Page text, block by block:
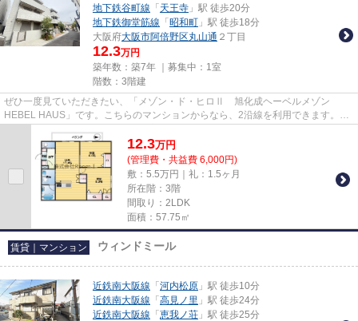
地下鉄谷町線 「 天王寺 」駅 徒歩20分
地下鉄御堂筋線 「 昭和町 」駅 徒歩18分
大阪府大阪市阿倍野区丸山通 ２丁目
12.3万円
築年数：築7年 ｜募集中： 1室
階数：3階建
ぜひ一度見ていただきたい、「メゾン・ド・ヒロⅡ 旭化成ヘーベルメゾン
HEBEL HAUS」です。こちらのマンションからなら、2沿線を利用できます。平
12.3万円
(管理費・共益費 6,000円)
敷：5.5万円｜礼：1.5ヶ月
所在階：3階
間取り：2LDK
面積：57.75㎡
賃貸｜マンション ウィンドミール
近鉄南大阪線 「 河内松原 」駅 徒歩10分
近鉄南大阪線 「 高見ノ里 」駅 徒歩24分
近鉄南大阪線 「 恵我ノ荘 」駅 徒歩25分